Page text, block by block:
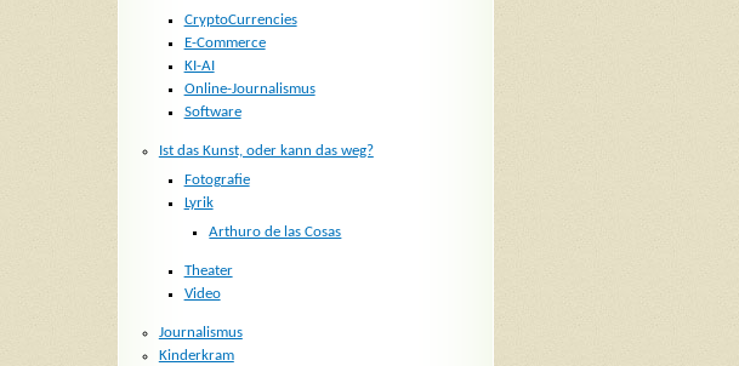
CryptoCurrencies
E-Commerce
KI-AI
Online-Journalismus
Software
Ist das Kunst, oder kann das weg?
Fotografie
Lyrik
Arthuro de las Cosas
Theater
Video
Journalismus
Kinderkram